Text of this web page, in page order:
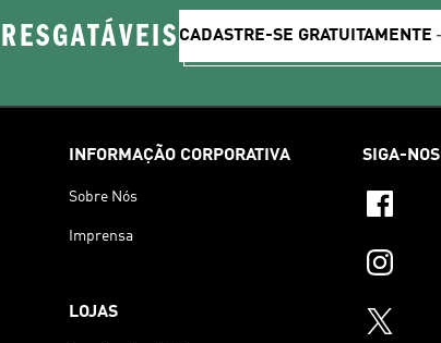
CADASTRE-SE GRATUITAMENTE
INFORMAÇÃO CORPORATIVA
Sobre Nós
Imprensa
LOJAS
SIGA-NOS